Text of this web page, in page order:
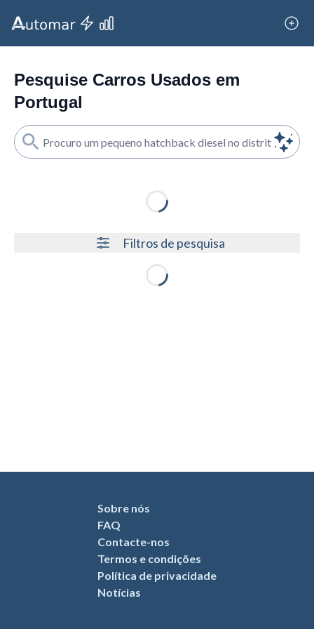
Pesquise Carros Usados em
Portugal
Filtros de pesquisa
Sobre nós
FAQ
Contacte-nos
Termos e condições
Política de privacidade
Notícias